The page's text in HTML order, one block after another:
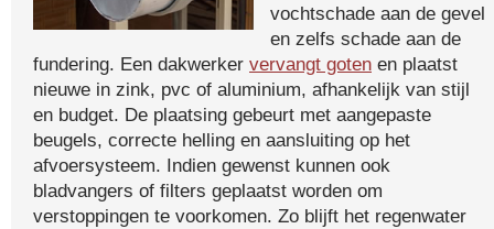
vochtschade aan de gevel
en zelfs schade aan de
fundering. Een dakwerker vervangt goten en plaatst
nieuwe in zink, pvc of aluminium, afhankelijk van stijl
en budget. De plaatsing gebeurt met aangepaste
beugels, correcte helling en aansluiting op het
afvoersysteem. Indien gewenst kunnen ook
bladvangers of filters geplaatst worden om
verstoppingen te voorkomen. Zo blijft het regenwater